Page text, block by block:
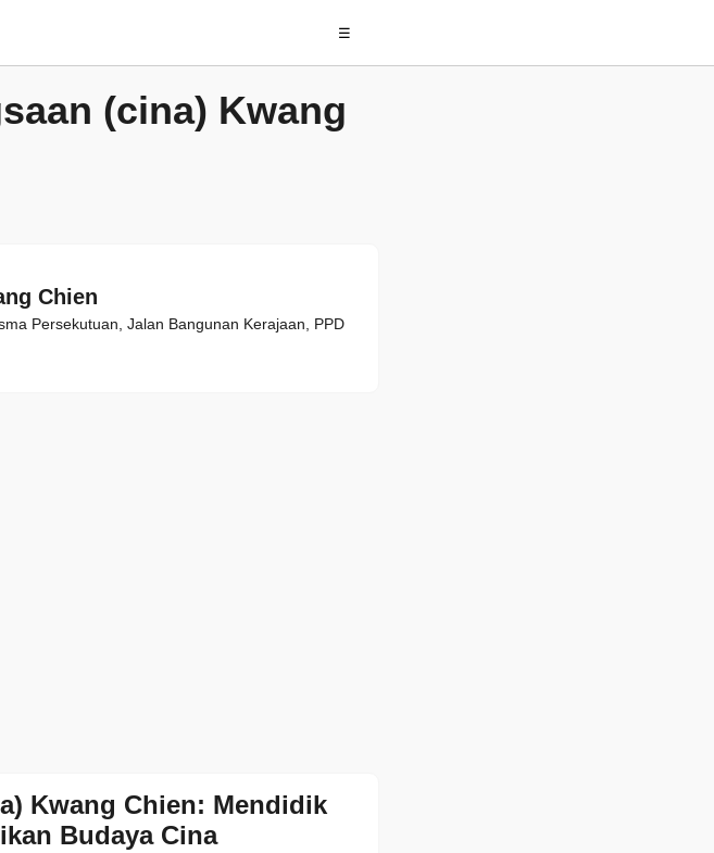
☰
(cina) Kwang
Chien
Persekutuan, Jalan Bangunan Kerajaan, PPD
Kwang Chien: Mendidik
Budaya Cina